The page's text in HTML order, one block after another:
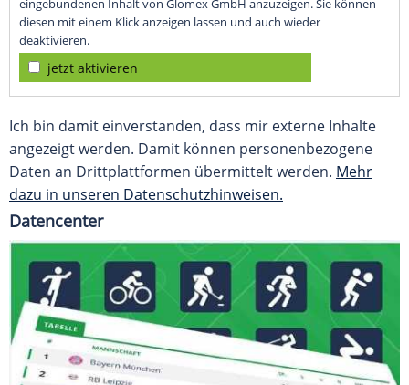
eingebundenen Inhalt von Glomex GmbH anzuzeigen. Sie können
diesen mit einem Klick anzeigen lassen und auch wieder
deaktivieren.
jetzt aktivieren
Ich bin damit einverstanden, dass mir externe Inhalte
angezeigt werden. Damit können personenbezogene
Daten an Drittplattformen übermittelt werden. Mehr
dazu in unseren Datenschutzhinweisen.
Datencenter